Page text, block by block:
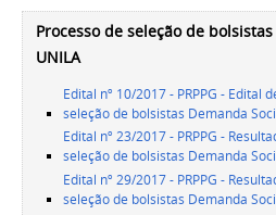
Processo de seleção de
UNILA
Edital nº 10/2017 - PRPPG - Edital
seleção de bolsistas Demanda
Edital nº 23/2017 - PRPPG -
seleção de bolsistas Demanda
Edital nº 29/2017 - PRPPG -
seleção de bolsistas Demanda